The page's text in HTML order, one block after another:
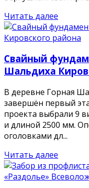
Читать далее
Свайный
Шальдиха
В деревне Горная
завершён первый
проекта выбрали 9
и длиной 2500 мм.
оголовками дл...
Читать далее